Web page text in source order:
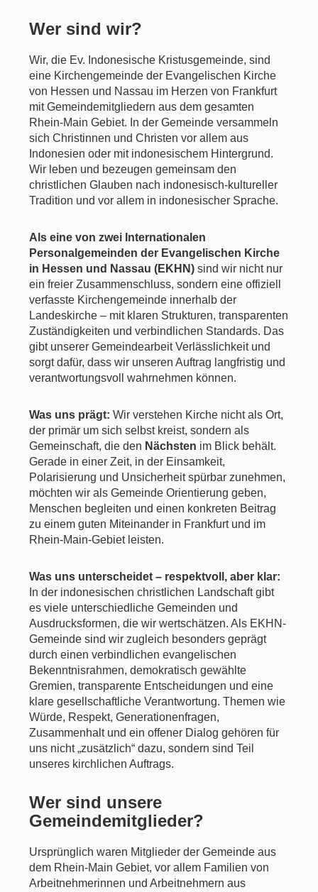
Wer sind wir?
Wir, die Ev. Indonesische Kristusgemeinde, sind
eine Kirchengemeinde der Evangelischen Kirche
von Hessen und Nassau im Herzen von Frankfurt
mit Gemeindemitgliedern aus dem gesamten
Rhein-Main Gebiet. In der Gemeinde versammeln
sich Christinnen und Christen vor allem aus
Indonesien oder mit indonesischem Hintergrund.
Wir leben und bezeugen gemeinsam den
christlichen Glauben nach indonesisch-kultureller
Tradition und vor allem in indonesischer Sprache.
Als eine von zwei Internationalen
Personalgemeinden der Evangelischen Kirche
in Hessen und Nassau (EKHN) sind wir nicht nur
ein freier Zusammenschluss, sondern eine offiziell
verfasste Kirchengemeinde innerhalb der
Landeskirche – mit klaren Strukturen, transparenten
Zuständigkeiten und verbindlichen Standards. Das
gibt unserer Gemeindearbeit Verlässlichkeit und
sorgt dafür, dass wir unseren Auftrag langfristig und
verantwortungsvoll wahrnehmen können.
Was uns prägt: Wir verstehen Kirche nicht als Ort,
der primär um sich selbst kreist, sondern als
Gemeinschaft, die den Nächsten im Blick behält.
Gerade in einer Zeit, in der Einsamkeit,
Polarisierung und Unsicherheit spürbar zunehmen,
möchten wir als Gemeinde Orientierung geben,
Menschen begleiten und einen konkreten Beitrag
zu einem guten Miteinander in Frankfurt und im
Rhein-Main-Gebiet leisten.
Was uns unterscheidet – respektvoll, aber klar:
In der indonesischen christlichen Landschaft gibt
es viele unterschiedliche Gemeinden und
Ausdrucksformen, die wir wertschätzen. Als EKHN-
Gemeinde sind wir zugleich besonders geprägt
durch einen verbindlichen evangelischen
Bekenntnisrahmen, demokratisch gewählte
Gremien, transparente Entscheidungen und eine
klare gesellschaftliche Verantwortung. Themen wie
Würde, Respekt, Generationenfragen,
Zusammenhalt und ein offener Dialog gehören für
uns nicht „zusätzlich“ dazu, sondern sind Teil
unseres kirchlichen Auftrags.
Wer sind unsere
Gemeindemitglieder?
Ursprünglich waren Mitglieder der Gemeinde aus
dem Rhein-Main Gebiet, vor allem Familien von
Arbeitnehmerinnen und Arbeitnehmern aus